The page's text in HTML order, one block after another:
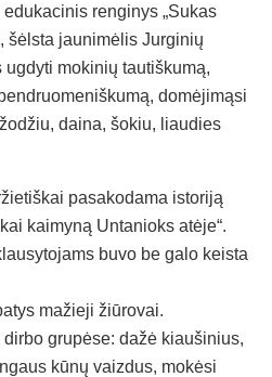
renginys „Sukas
šėlsta jaunimėlis Jurginių
mokinių tautiškumą,
domėjimąsi
daina, šokiu, liaudies
pasakodama istoriją
kaimyną Untanioks atėje“.
buvo be galo keista
mažieji žiūrovai.
grupėse: dažė kiaušinius,
kūnų vaizdus, mokėsi